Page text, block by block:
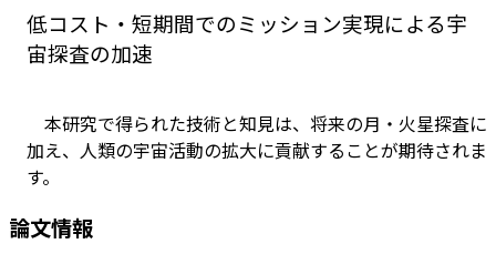
低コスト・短期間でのミッション実現による宇
宙探査の加速
本研究で得られた技術と知見は、将来の月・火星探査に
加え、人類の宇宙活動の拡大に貢献することが期待されま
す。
論文情報